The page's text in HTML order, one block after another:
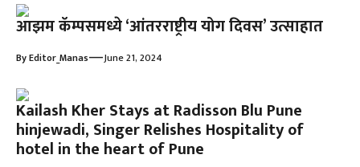
आझम कॅम्पसमध्ये ‘आंतरराष्ट्रीय योग दिवस’ उत्साहात
ByEditor_Manas—June 21, 2024
Kailash Kher Stays at Radisson Blu Pune
hinjewadi, Singer Relishes Hospitality of
hotel in the heart of Pune